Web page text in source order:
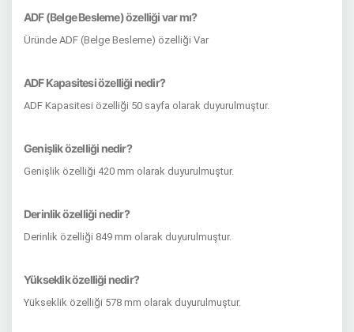
ADF (Belge Besleme) özelliği var mı?
Üründe ADF (Belge Besleme) özelliği Var
ADF Kapasitesi özelliği nedir?
ADF Kapasitesi özelliği 50 sayfa olarak duyurulmuştur.
Genişlik özelliği nedir?
Genişlik özelliği 420 mm olarak duyurulmuştur.
Derinlik özelliği nedir?
Derinlik özelliği 849 mm olarak duyurulmuştur.
Yükseklik özelliği nedir?
Yükseklik özelliği 578 mm olarak duyurulmuştur.